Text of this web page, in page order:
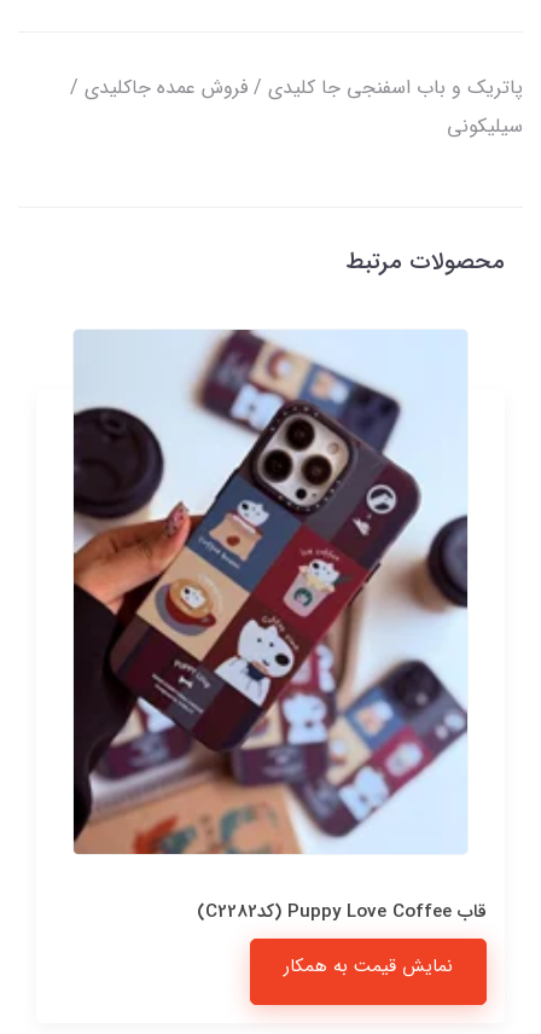
پاتریک و باب اسفنجی جا کلیدی / فروش عمده جاکلیدی /
سیلیکونی
محصولات مرتبط
قاب Puppy Love Coffee (کدC2282)
نمایش قیمت به همکار